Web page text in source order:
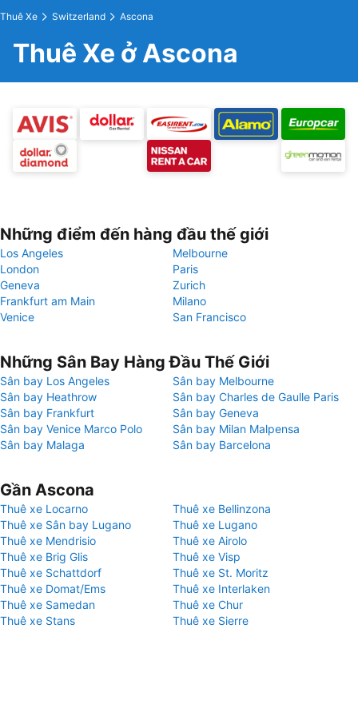
Thuê Xe Switzerland Ascona
Thuê Xe ở Ascona
Những điểm đến hàng đầu thế giới
Los Angeles
Melbourne
London
Paris
Geneva
Zurich
Frankfurt am Main
Milano
Venice
San Francisco
Những Sân Bay Hàng Đầu Thế Giới
Sân bay Los Angeles
Sân bay Melbourne
Sân bay Heathrow
Sân bay Charles de Gaulle Paris
Sân bay Frankfurt
Sân bay Geneva
Sân bay Venice Marco Polo
Sân bay Milan Malpensa
Sân bay Malaga
Sân bay Barcelona
Gần Ascona
Thuê xe Locarno
Thuê xe Bellinzona
Thuê xe Sân bay Lugano
Thuê xe Lugano
Thuê xe Mendrisio
Thuê xe Airolo
Thuê xe Brig Glis
Thuê xe Visp
Thuê xe Schattdorf
Thuê xe St. Moritz
Thuê xe Domat/Ems
Thuê xe Interlaken
Thuê xe Samedan
Thuê xe Chur
Thuê xe Stans
Thuê xe Sierre